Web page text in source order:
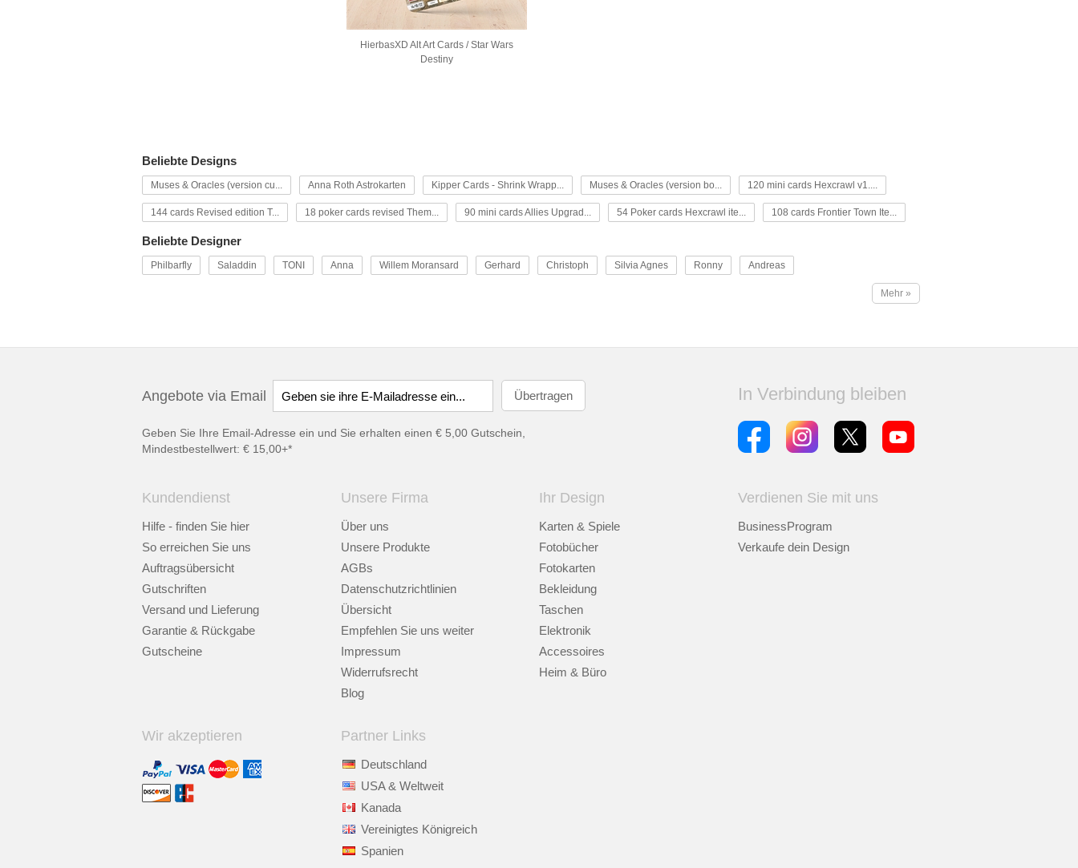
HierbasXD Alt Art Cards / Star Wars
Destiny
Beliebte Designs
Muses & Oracles (version cu... Anna Roth Astrokarten Kipper Cards - Shrink Wrapp... Muses & Oracles (version bo... 120 mini cards Hexcrawl v1....
144 cards Revised edition T... 18 poker cards revised Them... 90 mini cards Allies Upgrad... 54 Poker cards Hexcrawl ite... 108 cards Frontier Town Ite...
Beliebte Designer
Philbarfly Saladdin TONI Anna Willem Moransard Gerhard Christoph Silvia Agnes Ronny Andreas
Mehr »
Angebote via Email
Geben Sie Ihre Email-Adresse ein und Sie erhalten einen € 5,00 Gutschein,
Mindestbestellwert: € 15,00+*
In Verbindung bleiben
Kundendienst
Hilfe - finden Sie hier
So erreichen Sie uns
Auftragsübersicht
Gutschriften
Versand und Lieferung
Garantie & Rückgabe
Gutscheine
Unsere Firma
Über uns
Unsere Produkte
AGBs
Datenschutzrichtlinien
Übersicht
Empfehlen Sie uns weiter
Impressum
Widerrufsrecht
Blog
Ihr Design
Karten & Spiele
Fotobücher
Fotokarten
Bekleidung
Taschen
Elektronik
Accessoires
Heim & Büro
Verdienen Sie mit uns
BusinessProgram
Verkaufe dein Design
Wir akzeptieren Partner Links
Deutschland
USA & Weltweit
Kanada
Vereinigtes Königreich
Spanien